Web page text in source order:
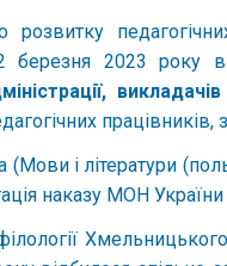
розвитку
березня 2023 року
і літератури
наказу МОН